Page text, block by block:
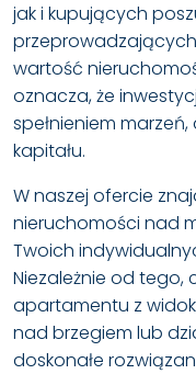
jak i kupujących
przeprowadzających
wartość
oznacza, że
spełnieniem
kapitału.
W naszej ofercie
nieruchomości nad
Twoich
Niezależnie od tego,
apartamentu z
nad brzegiem lub
doskonałe